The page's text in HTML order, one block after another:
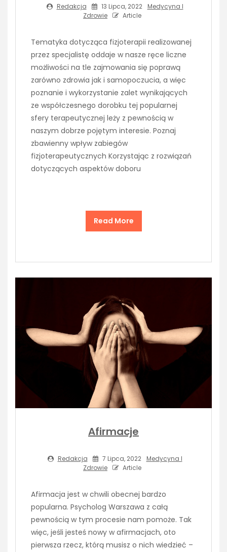
Redakcja 13 Lipca, 2022
Medycyna I
Zdrowie
Article
Tematyka dotycząca fizjoterapii realizowanej
przez specjalistę oddaje w nasze ręce liczne
możliwości na tle zajmowania się poprawą
zarówno zdrowia jak i samopoczucia, a więc
poznanie i wykorzystanie zalet wynikających
ze współczesnego dorobku tej popularnej
sfery terapeutycznej leży z pewnością w
naszym dobrze pojętym interesie. Poznaj
zbawienny wpływ zabiegów
fizjoterapeutycznych Korzystając z rozwiązań
dotyczących aspektów doboru
Read More
Afirmacje
Redakcja 7 Lipca, 2022
Medycyna I
Zdrowie
Article
Afirmacja jest w chwili obecnej bardzo
popularna. Psycholog Warszawa z całą
pewnością w tym procesie nam pomoże. Tak
więc, jeśli jesteś nowy w afirmacjach, oto
pierwsza rzecz, którą musisz o nich wiedzieć –